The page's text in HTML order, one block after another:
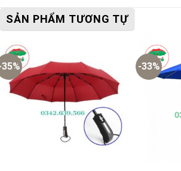
SẢN PHẨM TƯƠNG TỰ
-33%